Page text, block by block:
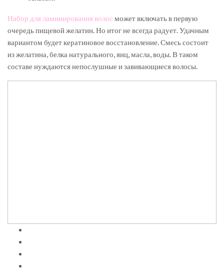
Набор для ламинирования волос может включать в первую
очередь пищевой желатин. Но итог не всегда радует. Удачным
вариантом будет кератиновое восстановление. Смесь состоит
из желатина, белка натурального, яиц, масла, воды. В таком
составе нуждаются непослушные и завивающиеся волосы.